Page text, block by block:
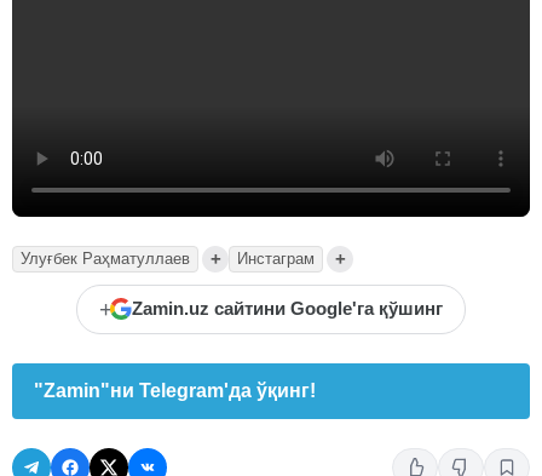
Улуғбек Раҳматуллаев + Инстаграм +
+ Zamin.uz сайтини Google'га қўшинг
"Zamin"ни Telegram'да ўқинг!